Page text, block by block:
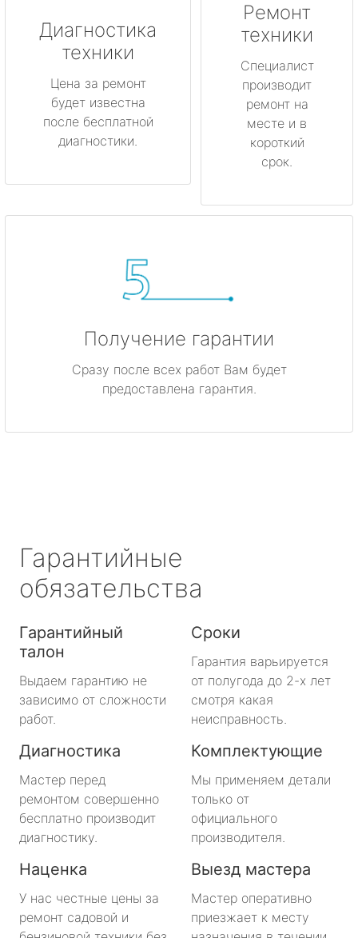
Диагностика
техники
Цена за ремонт
будет известна
после бесплатной
диагностики.
Ремонт
техники
Специалист
производит
ремонт на
месте и в
короткий
срок.
Получение гарантии
Сразу после всех работ Вам будет
предоставлена гарантия.
Гарантийные
обязательства
Гарантийный
талон
Выдаем гарантию не
зависимо от сложности
работ.
Сроки
Гарантия варьируется
от полугода до 2-х лет
смотря какая
неисправность.
Диагностика
Мастер перед
ремонтом совершенно
бесплатно производит
диагностику.
Комплектующие
Мы применяем детали
только от
официального
производителя.
Наценка
У нас честные цены за
ремонт садовой и
Выезд мастера
Мастер оперативно
приезжает к месту